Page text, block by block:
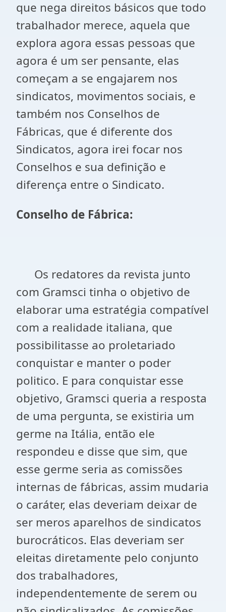
que nega direitos básicos que todo
trabalhador merece, aquela que
explora agora essas pessoas que
agora é um ser pensante, elas
começam a se engajarem nos
sindicatos, movimentos sociais, e
também nos Conselhos de
Fábricas, que é diferente dos
Sindicatos, agora irei focar nos
Conselhos e sua definição e
diferença entre o Sindicato.
Conselho de Fábrica:
Os redatores da revista junto
com Gramsci tinha o objetivo de
elaborar uma estratégia compatível
com a realidade italiana, que
possibilitasse ao proletariado
conquistar e manter o poder
politico. E para conquistar esse
objetivo, Gramsci queria a resposta
de uma pergunta, se existiria um
germe na Itália, então ele
respondeu e disse que sim, que
esse germe seria as comissões
internas de fábricas, assim mudaria
o caráter, elas deveriam deixar de
ser meros aparelhos de sindicatos
burocráticos. Elas deveriam ser
eleitas diretamente pelo conjunto
dos trabalhadores,
independentemente de serem ou